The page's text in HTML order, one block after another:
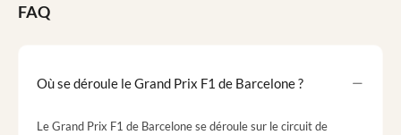
FAQ
Où se déroule le Grand Prix F1 de Barcelone ?
Le Grand Prix F1 de Barcelone se déroule sur le circuit de